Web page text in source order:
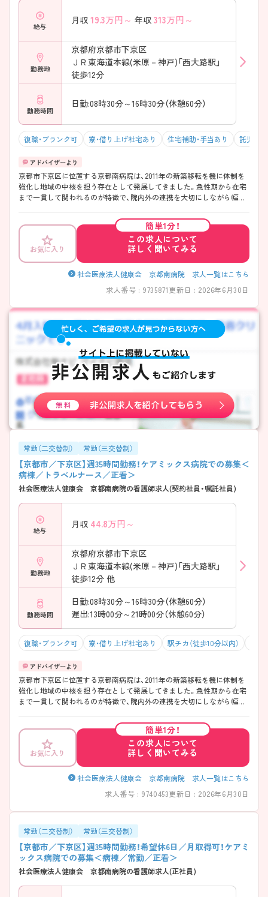
会参加など外部研修も充実 → 実践＋学びの両立が叶います
給与
月収 19.3万円～ 年収 313万円～
勤務地
京都府京都市下京区
ＪＲ東海道本線(米原－神戸)「西大路駅」
徒歩12分
勤務時間
日勤:08時30分～16時30分（休憩60分）
復職・ブランク可 寮・借り上げ社宅あり 住宅補助・手当あり 託児所
京都市下京区に位置する京都南病院は、2011年の新築移転を機に体制を
強化し地域の中核を担う存在として発展してきました。急性期から在宅
まで一貫して関われるのが特徴で、院内外の連携を大切にしながら幅広
やすさにも配慮されています！教育体制も整っており、プリセプター制度
や段階的な育成で経験に不安がある方も安心してスタートしやすい職場
――――――――――――――― 無理なく続けやすい勤務環境が魅力
です。 ・「週35時間勤務」で体力的にも安心 ・終業は16時30分と早め ・有給
取得率も高く計画的にお休み可能 → プライベートとの両立を大切にで
――――――――――――――― 一人ひとりに寄り添った教育環境で
す。 ・既卒者にもプリセプターを配置 ・教育専任の担当者が在籍 ・クリニ
――――――――――――――― ■ 幅広い医療を経験できる♪
――――――――――――――― 多様なフィールドでスキルアップが
可能です。 ・急性期～在宅まで一貫して関われる ・外来・入院・在宅の機
能を併せ持つ ・地域連携に深く関わる環境 → 幅広い視点を持った看護
師を目指せます ――――――――――――――― ■ 専門性も着実に深
められる ――――――――――――――― スキルアップの機会もしっ
かり整っています。 ・褥瘡ケアなどの勉強会あり ・認定看護師が在籍 ・学
会参加など外部研修も充実 → 実践＋学びの両立が叶います
お気に入り
簡単1分！
この求人について
詳しく聞いてみる
社会医療法人健康会 京都南病院 求人一覧はこちら
求人番号 : 9735871更新日 : 2026年6月30日
常勤（二交替制） 常勤（三交替制）
【京都市／下京区】週35時間勤務！ケアミックス病院での募集＜
病棟／トラベルナース／正看＞
社会医療法人健康会 京都南病院の看護師求人(契約社員・嘱託社員)
給与
月収 44.8万円～
勤務地
京都府京都市下京区
ＪＲ東海道本線(米原－神戸)「西大路駅」
徒歩12分 他
勤務時間
日勤:08時30分～16時30分（休憩60分）
遅出:13時00分～21時00分（休憩60分）
復職・ブランク可 寮・借り上げ社宅あり 駅チカ（徒歩10分以内）
京都市下京区に位置する京都南病院は、2011年の新築移転を機に体制を
強化し地域の中核を担う存在として発展してきました。急性期から在宅
まで一貫して関われるのが特徴で、院内外の連携を大切にしながら幅広
やすさにも配慮されています！教育体制も整っており、プリセプター制度
や段階的な育成で経験に不安がある方も安心してスタートしやすい職場
――――――――――――――― 無理なく続けやすい勤務環境が魅力
です。 ・「週35時間勤務」で体力的にも安心 ・終業は16時30分と早め ・有給
取得率も高く計画的にお休み可能 → プライベートとの両立を大切にで
――――――――――――――― 一人ひとりに寄り添った教育環境で
す。 ・既卒者にもプリセプターを配置 ・教育専任の担当者が在籍 ・クリニ
――――――――――――――― ■ 幅広い医療を経験できる♪
――――――――――――――― 多様なフィールドでスキルアップが
可能です。 ・急性期～在宅まで一貫して関われる ・外来・入院・在宅の機
能を併せ持つ ・地域連携に深く関わる環境 → 幅広い視点を持った看護
師を目指せます ――――――――――――――― ■ 専門性も着実に深
められる ――――――――――――――― スキルアップの機会もしっ
お気に入り
簡単1分！
この求人について
詳しく聞いてみる
社会医療法人健康会 京都南病院 求人一覧はこちら
求人番号 : 9740453更新日 : 2026年6月30日
常勤（二交替制） 常勤（三交替制）
【京都市／下京区】週35時間勤務！希望休6日／月取得可！ケアミ
ックス病院での募集＜病棟／常勤／正看＞
社会医療法人健康会 京都南病院の看護師求人(正社員)